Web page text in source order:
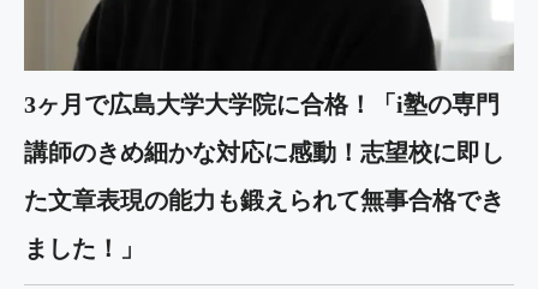
3ヶ月で広島大学大学院に合格！
「i塾の専門
講師のきめ細かな対応に感動！志望校に即し
た文章表現の能力も鍛えられて無事合格でき
ました！」